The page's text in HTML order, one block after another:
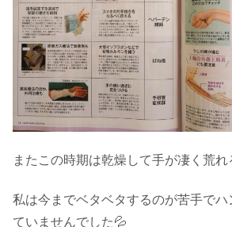
またこの時期は乾燥して手が凄く荒
私は今までベタベタするのが苦手でハ
ていませんでした💦